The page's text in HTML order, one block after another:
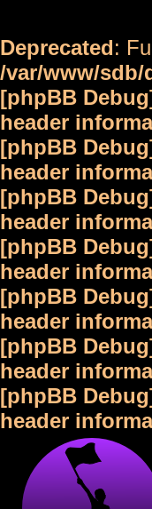
Deprecated:
/var/www/sdb/
[phpBB
header
[phpBB
header
[phpBB
header
[phpBB
header
[phpBB
header
[phpBB
header
[phpBB
header